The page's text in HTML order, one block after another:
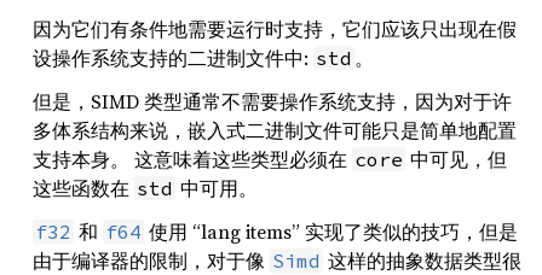
因为它们有条件地需要运行时支持，它们应该只出现在假
设操作系统支持的二进制文件中: std 。
但是，SIMD 类型通常不需要操作系统支持，因为对于许
多体系结构来说，嵌入式二进制文件可能只是简单地配置
支持本身。 这意味着这些类型必须在 core 中可见，但
这些函数在 std 中可用。
f32 和 f64 使用 “lang items” 实现了类似的技巧，但是
由于编译器的限制，对于像 Simd 这样的抽象数据类型很